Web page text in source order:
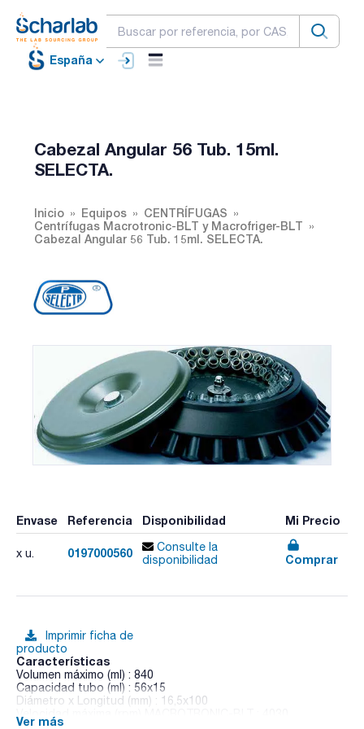
España
Cabezal Angular 56 Tub. 15ml.
SELECTA.
Inicio Equipos
CENTRÍFUGAS
Centrífugas Macrotronic-BLT y Macrofriger-BLT
Cabezal Angular 56 Tub. 15ml. SELECTA.
Envase Referencia Disponibilidad Mi Precio
x u. 0197000560
Consulte la
disponibilidad
Comprar
Imprimir ficha de
producto
Características
Volumen máximo (ml) : 840
Capacidad tubo (ml) : 56x15
Diámetro x Longitud (mm) : 16,5x100
Ver más